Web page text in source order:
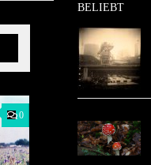
0
BELIEBT